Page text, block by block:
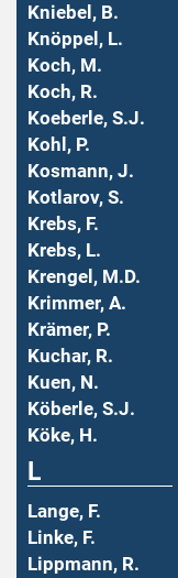
Kniebel, B.
Knöppel, L.
Koch, M.
Koch, R.
Koeberle, S.J.
Kohl, P.
Kosmann, J.
Kotlarov, S.
Krebs, F.
Krebs, L.
Krengel, M.D.
Krimmer, A.
Krämer, P.
Kuchar, R.
Kuen, N.
Köberle, S.J.
Köke, H.
L
Lange, F.
Linke, F.
Lippmann, R.